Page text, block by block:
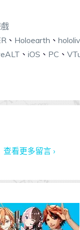
、 Holoearth 、
、 iOS 、 PC 、
查看更多留言 ›